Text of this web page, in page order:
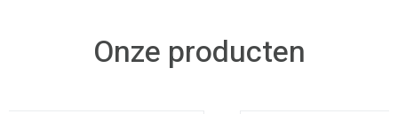
Onze producten